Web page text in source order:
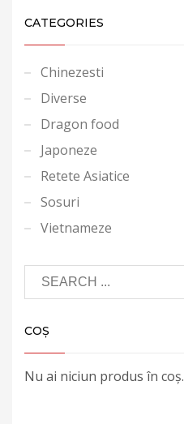
CATEGORIES
Chinezesti
Diverse
Dragon food
Japoneze
Retete Asiatice
Sosuri
Vietnameze
COȘ
Nu ai niciun produs în coș.